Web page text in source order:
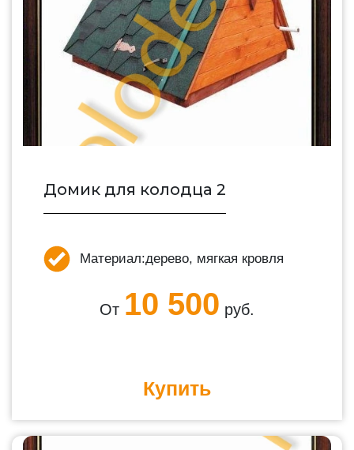
Домик для колодца 2
Материал:дерево, мягкая кровля
От 10 500 руб.
Купить